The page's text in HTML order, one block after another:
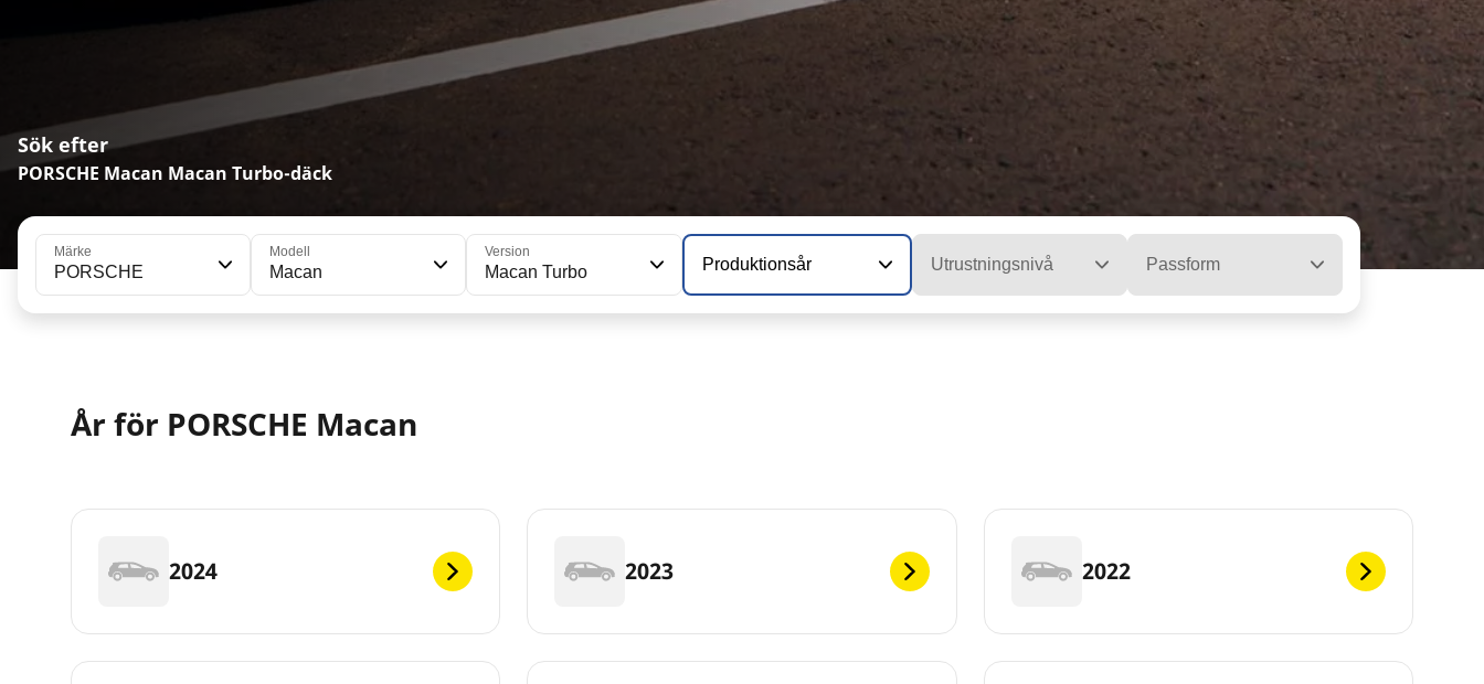
Sök efter
PORSCHE Macan Macan Turbo-däck
Märke
PORSCHE
Modell
Macan
Version
Macan Turbo Produktionsår Utrustningsnivå Passform
År för PORSCHE Macan
2024 2023 2022